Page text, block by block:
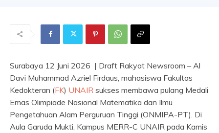
Surabaya 12 Juni 2026 | Draft Rakyat Newsroom – Al
Davi Muhammad Azriel Firdaus, mahasiswa Fakultas
Kedokteran (FK) UNAIR sukses membawa pulang Medali
Emas Olimpiade Nasional Matematika dan Ilmu
Pengetahuan Alam Perguruan Tinggi (ONMIPA-PT). Di
Aula Garuda Mukti, Kampus MERR-C UNAIR pada Kamis